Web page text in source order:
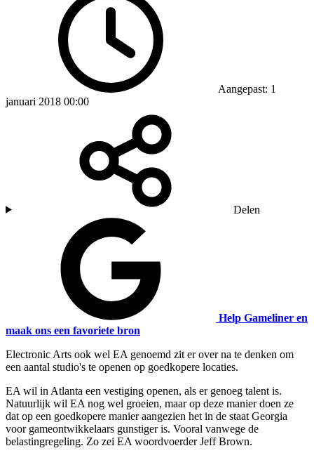
Aangepast: 1
januari 2018 00:00
Delen
Help Gameliner en
maak ons een favoriete bron
Electronic Arts ook wel EA genoemd zit er over na te denken om
een aantal studio's te openen op goedkopere locaties.
EA wil in Atlanta een vestiging openen, als er genoeg talent is.
Natuurlijk wil EA nog wel groeien, maar op deze manier doen ze
dat op een goedkopere manier aangezien het in de staat Georgia
voor gameontwikkelaars gunstiger is. Vooral vanwege de
belastingregeling. Zo zei EA woordvoerder Jeff Brown.